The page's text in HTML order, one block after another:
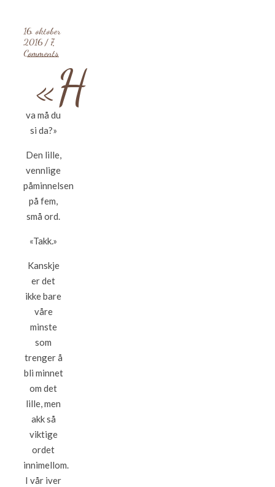
16. oktober
2016 / 7
Comments
«H
va må du
si da?»
Den lille,
vennlige
påminnelsen
på fem,
små ord.
«Takk.»
Kanskje
er det
ikke bare
våre
minste
som
trenger å
bli minnet
om det
lille, men
akk så
viktige
ordet
innimellom.
I vår iver